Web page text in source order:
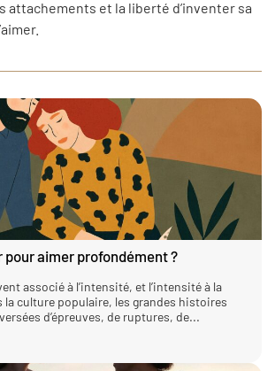
attachements et la liberté d’inventer sa
aimer profondément ?
associé à l’intensité, et l’intensité à la
la culture populaire, les grandes histoires
d’épreuves, de ruptures, de...